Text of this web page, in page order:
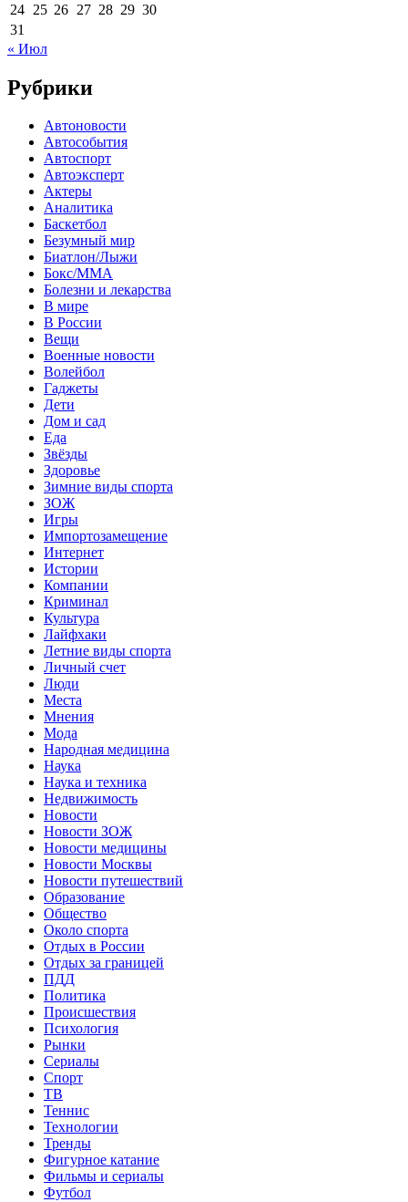
24 25 26 27 28 29 30
31
« Июл
Рубрики
Автоновости
Автособытия
Автоспорт
Автоэксперт
Актеры
Аналитика
Баскетбол
Безумный мир
Биатлон/Лыжи
Бокс/MMA
Болезни и лекарства
В мире
В России
Вещи
Военные новости
Волейбол
Гаджеты
Дети
Дом и сад
Еда
Звёзды
Здоровье
Зимние виды спорта
ЗОЖ
Игры
Импортозамещение
Интернет
Истории
Компании
Криминал
Культура
Лайфхаки
Летние виды спорта
Личный счет
Люди
Места
Мнения
Мода
Народная медицина
Наука
Наука и техника
Недвижимость
Новости
Новости ЗОЖ
Новости медицины
Новости Москвы
Новости путешествий
Образование
Общество
Около спорта
Отдых в России
Отдых за границей
ПДД
Политика
Происшествия
Психология
Рынки
Сериалы
Спорт
ТВ
Теннис
Технологии
Тренды
Фигурное катание
Фильмы и сериалы
Футбол